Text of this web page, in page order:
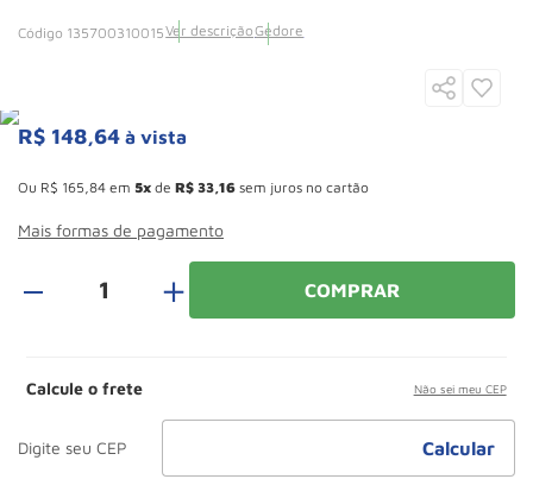
135700310015Ver descriçãoGedore
R$ 148,64 à vista
Ou R$ 165 84 em 5 de R$ 33 16 sem juros no cartão
Mais formas de pagamento
＋ COMPRAR
Calcule o frete Não sei meu CEP
7 Macaco